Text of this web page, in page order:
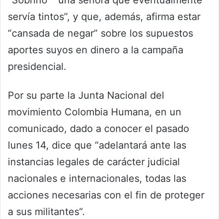
servía tintos”, y que, además, afirma estar
“cansada de negar” sobre los supuestos
aportes suyos en dinero a la campaña
presidencial.
Por su parte la Junta Nacional del
movimiento Colombia Humana, en un
comunicado, dado a conocer el pasado
lunes 14, dice que “adelantará ante las
instancias legales de carácter judicial
nacionales e internacionales, todas las
acciones necesarias con el fin de proteger
a sus militantes”.